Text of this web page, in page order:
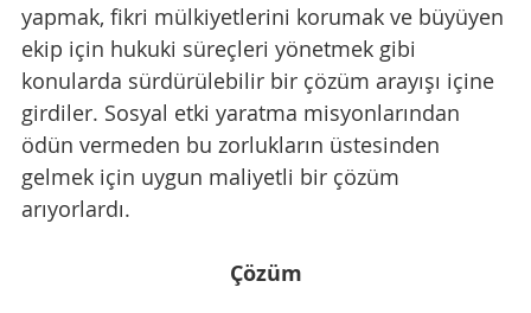
yapmak, fikri mülkiyetlerini korumak ve büyüyen
ekip için hukuki süreçleri yönetmek gibi
konularda sürdürülebilir bir çözüm arayışı içine
girdiler. Sosyal etki yaratma misyonlarından
ödün vermeden bu zorlukların üstesinden
gelmek için uygun maliyetli bir çözüm
arıyorlardı.
Çözüm